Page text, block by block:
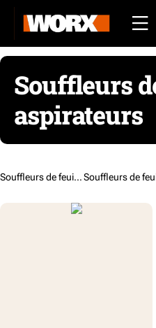
Souffleurs
aspirateurs
Souffleurs de feuilles et aspirateurs /